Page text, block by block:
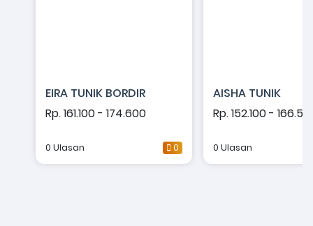
EIRA TUNIK BORDIR
Rp. 161.100 - 174.600
0 Ulasan 0
AISHA TUNIK
Rp. 152.100 -
0 Ulasan